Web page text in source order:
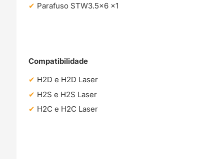
Parafuso STW3.5×6 ×1
Compatibilidade
H2D e H2D Laser
H2S e H2S Laser
H2C e H2C Laser